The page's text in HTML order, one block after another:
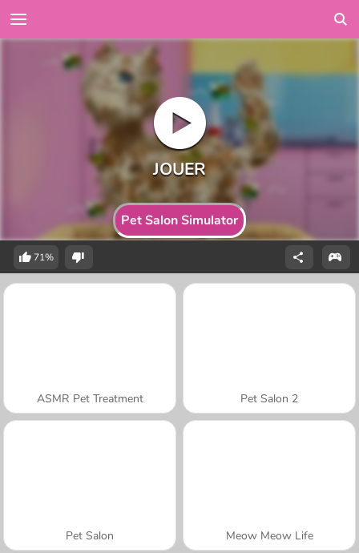
Pet Salon Simulator
71%
ASMR Pet Treatment Pet Salon 2
Pet Salon Meow Meow Life